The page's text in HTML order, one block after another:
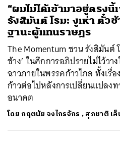
“ผมไม่ได้เข้ามาอยู่ตรง
รังสิมันต์ โรม: งูเห่า ตั๋ว
ฐานะผู้แทนราษฎร
The Momentum ชวน รังสิมันต์
ช้าง’ ในศึกการอภิปรายไม่ไว้วา
ฉาวภายในพรรคก้าวไกล ทั้งเรื่
ก้าวต่อไปหลังการเปลี่ยนแปลง
อนาคต
โดย กฤตนัย จงไกรจักร ,สุภชาติ เ